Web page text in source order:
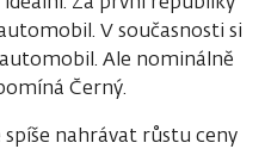
V současnosti si
Ale nominálně
Černý.
spíše nahrávat růstu ceny